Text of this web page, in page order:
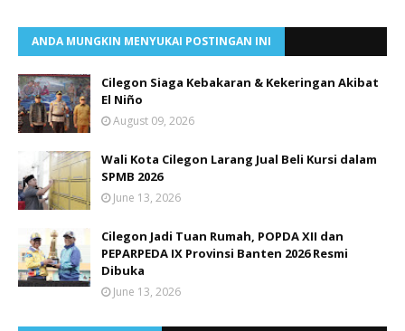
ANDA MUNGKIN MENYUKAI POSTINGAN INI
Cilegon Siaga Kebakaran & Kekeringan Akibat
El Niño
August 09, 2026
Wali Kota Cilegon Larang Jual Beli Kursi dalam
SPMB 2026
June 13, 2026
Cilegon Jadi Tuan Rumah, POPDA XII dan
PEPARPEDA IX Provinsi Banten 2026 Resmi
Dibuka
June 13, 2026